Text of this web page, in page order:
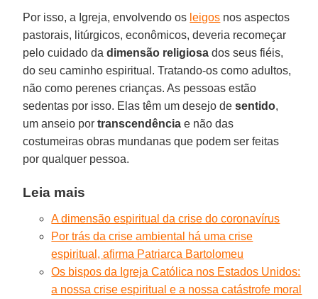
Por isso, a Igreja, envolvendo os leigos nos aspectos
pastorais, litúrgicos, econômicos, deveria recomeçar
pelo cuidado dadimensão religiosa dos seus fiéis,
do seu caminho espiritual. Tratando-os como adultos,
não como perenes crianças. As pessoas estão
sedentas por isso. Elas têm um desejo desentido,
um anseio portranscendência e não das
costumeiras obras mundanas que podem ser feitas
por qualquer pessoa.
Leia mais
A dimensão espiritual da crise do coronavírus
Por trás da crise ambiental há uma crise
espiritual, afirma Patriarca Bartolomeu
Os bispos da Igreja Católica nos Estados Unidos:
a nossa crise espiritual e a nossa catástrofe moral